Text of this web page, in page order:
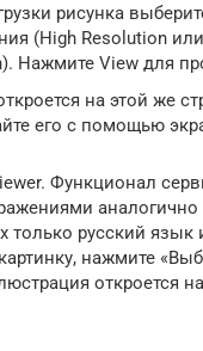
рисунка
(High Resolution
Нажмите View для
на этой же
его с помощью
Функционал
только русский язык
нажмите
откроется